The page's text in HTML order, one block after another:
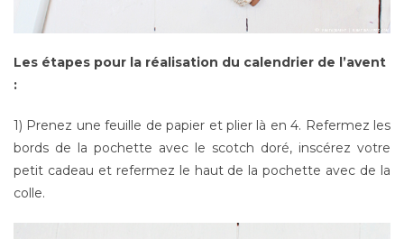
Les étapes pour la réalisation du calendrier de l’avent
:
1) Prenez une feuille de papier et plier là en 4. Refermez les
bords de la pochette avec le scotch doré, inscérez votre
petit cadeau et refermez le haut de la pochette avec de la
colle.